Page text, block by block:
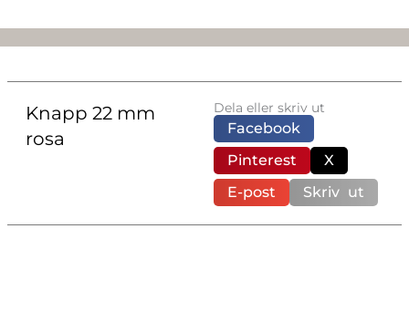
Knapp 22 mm
rosa
Dela eller skriv ut
Facebook
Pinterest
X
E-post
Skriv ut